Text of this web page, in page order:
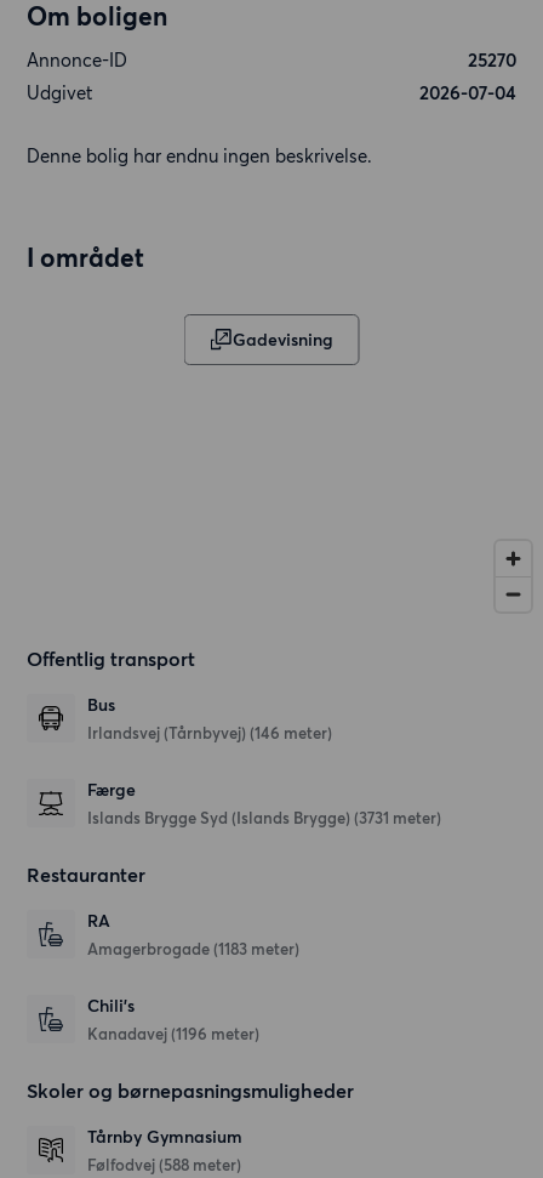
Om boligen
Annonce-ID
25270
Udgivet
2026-07-04
Denne bolig har endnu ingen beskrivelse.
I området
Gadevisning
Offentlig transport
Bus
Irlandsvej (Tårnbyvej) (146 meter)
Færge
Islands Brygge Syd (Islands Brygge) (3731 meter)
Restauranter
RA
Amagerbrogade (1183 meter)
Chili's
Kanadavej (1196 meter)
Skoler og børnepasningsmuligheder
Tårnby Gymnasium
Følfodvej (588 meter)